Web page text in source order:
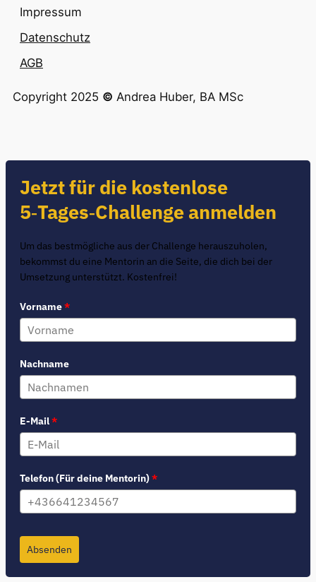
Impressum
Datenschutz
AGB
Copyright 2025 © Andrea Huber, BA MSc
Jetzt für die kostenlose
5‑Tages‑Challenge anmelden
Um das bestmögliche aus der Challenge herauszuholen,
bekommst du eine Mentorin an die Seite, die dich bei der
Umsetzung unterstützt. Kostenfrei!
Vorname*
Nachname
E-Mail*
Telefon (Für deine Mentorin)*
Absenden